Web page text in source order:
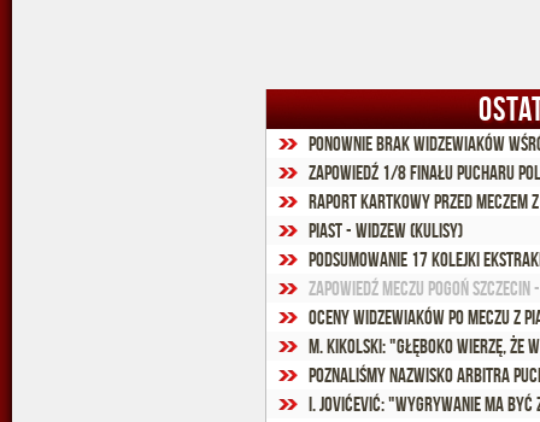
Ponownie brak widzewiaków
Zapowiedź 1/8 finału Pucharu
Raport kartkowy przed meczem z
Piast - Widzew (kulisy)
Podsumowanie 17 kolejki
Zapowiedź meczu Pogoń Szczecin
Oceny widzewiaków po meczu z
M. Kikolski: "Głęboko wierzę, że
Poznaliśmy nazwisko arbitra
I. Jovićević: "Wygrywanie ma